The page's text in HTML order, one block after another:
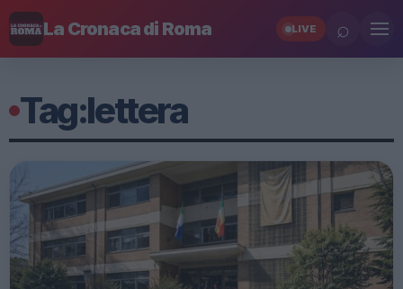
La Cronaca di Roma LIVE ⌕
Tag:lettera